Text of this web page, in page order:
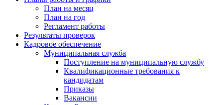
План на месяц
План на год
Регламент работы
Результаты проверок
Кадровое обеспечение
Муниципальная служба
Поступление на муниципальную службу
Квалификационные требования к
кандидатам
Приказы
Вакансии